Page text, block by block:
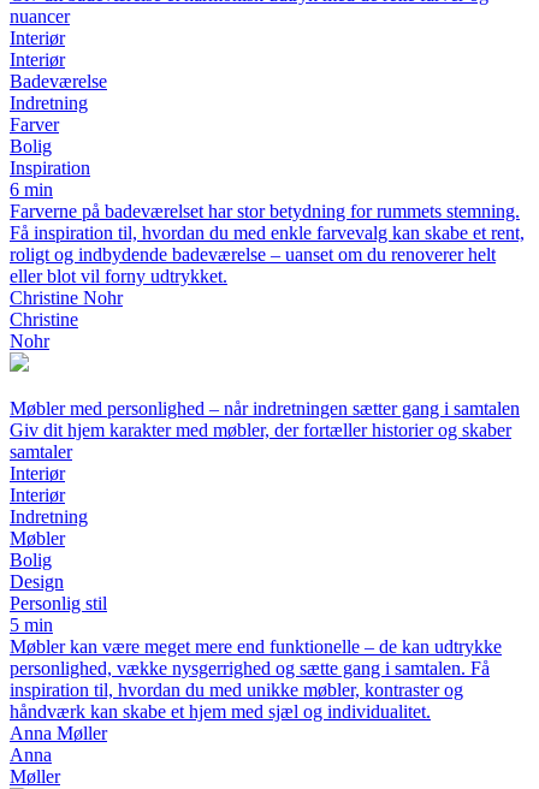
nuancer
Interiør
Interiør
Badeværelse
Indretning
Farver
Bolig
Inspiration
6 min
Farverne på badeværelset har stor betydning for rummets stemning.
Få inspiration til, hvordan du med enkle farvevalg kan skabe et rent,
roligt og indbydende badeværelse – uanset om du renoverer helt
eller blot vil forny udtrykket.
Christine Nohr
Christine
Nohr
Møbler med personlighed – når indretningen sætter gang i samtalen
Giv dit hjem karakter med møbler, der fortæller historier og skaber
samtaler
Interiør
Interiør
Indretning
Møbler
Bolig
Design
Personlig stil
5 min
Møbler kan være meget mere end funktionelle – de kan udtrykke
personlighed, vække nysgerrighed og sætte gang i samtalen. Få
inspiration til, hvordan du med unikke møbler, kontraster og
håndværk kan skabe et hjem med sjæl og individualitet.
Anna Møller
Anna
Møller